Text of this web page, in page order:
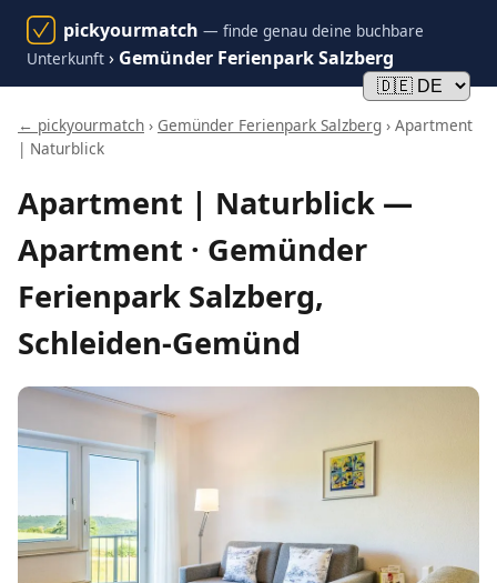
pickyourmatch — finde genau deine buchbare
Unterkunft › Gemünder Ferienpark Salzberg
← pickyourmatch › Gemünder Ferienpark Salzberg › Apartment
| Naturblick
Apartment | Naturblick —
Apartment · Gemünder
Ferienpark Salzberg,
Schleiden-Gemünd